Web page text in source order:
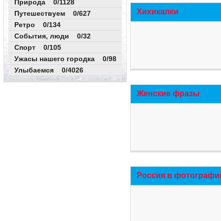
Природа 0/1128
Путешествуем 0/627
Ретро 0/134
События, люди 0/32
Спорт 0/105
Ужасы нашего городка 0/98
Улыбаемся 0/4026
Хихикалки
Женские фразы
Россия в